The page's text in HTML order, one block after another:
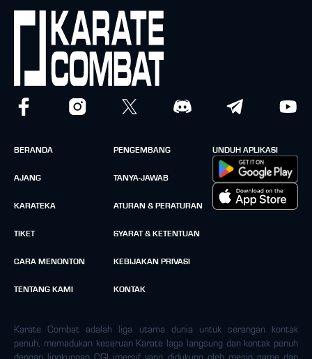
BERANDA
AJANG
KARATEKA
TIKET
CARA MENONTON
TENTANG KAMI
PENGEMBANG
TANYA-JAWAB
ATURAN & PERATURAN
SYARAT & KETENTUAN
KEBIJAKAN PRIVASI
KONTAK
UNDUH APLIKASI
Karate Combat adalah liga utama dunia untuk serangan kontak
penuh, memadukan keseruan Karate laga langsung dan kontak penuh